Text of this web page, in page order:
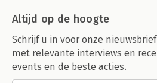
Altijd op de hoogte
Schrijf u in voor onze
met relevante interviews en
events en de beste acties.